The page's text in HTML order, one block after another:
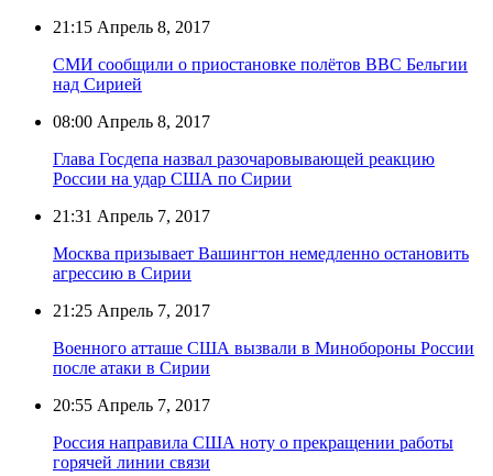
21:15 Апрель 8, 2017
СМИ сообщили о приостановке полётов ВВС Бельгии
над Сирией
08:00 Апрель 8, 2017
Глава Госдепа назвал разочаровывающей реакцию
России на удар США по Сирии
21:31 Апрель 7, 2017
Москва призывает Вашингтон немедленно остановить
агрессию в Сирии
21:25 Апрель 7, 2017
Военного атташе США вызвали в Минобороны России
после атаки в Сирии
20:55 Апрель 7, 2017
Россия направила США ноту о прекращении работы
горячей линии связи